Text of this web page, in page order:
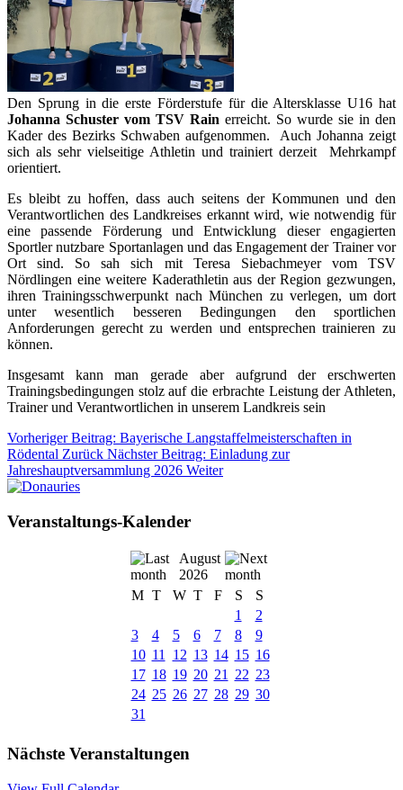
Den Sprung in die erste Förderstufe für die Altersklasse U16 hat
Johanna Schuster vom TSV Rain erreicht. So wurde sie in den
Kader des Bezirks Schwaben aufgenommen. Auch Johanna zeigt
sich als sehr vielseitige Athletin und trainiert derzeit Mehrkampf
orientiert.
Es bleibt zu hoffen, dass auch seitens der Kommunen und den
Verantwortlichen des Landkreises erkannt wird, wie notwendig für
eine passende Förderung und Entwicklung dieser engagierten
Sportler nutzbare Sportanlagen und das Engagement der Trainer vor
Ort sind. So sah sich mit Teresa Siebachmeyer vom TSV
Nördlingen eine weitere Kaderathletin aus der Region gezwungen,
ihren Trainingsschwerpunkt nach München zu verlegen, um dort
unter wesentlich besseren Bedingungen den sportlichen
Anforderungen gerecht zu werden und entsprechen trainieren zu
können.
Insgesamt kann man gerade aber aufgrund der erschwerten
Trainingsbedingungen stolz auf die erbrachte Leistung der Athleten,
Trainer und Verantwortlichen in unserem Landkreis sein
Vorheriger Beitrag: Bayerische Langstaffelmeisterschaften in
Rödental Zurück Nächster Beitrag: Einladung zur
Jahreshauptversammlung 2026 Weiter
Veranstaltungs-Kalender
August
2026
M T W T F S
S
1
2
3
4 5 6 7 8
9
10 11 12 13 14 15 16
17 18 19 20 21 22 23
24 25 26 27 28 29 30
31
Nächste Veranstaltungen